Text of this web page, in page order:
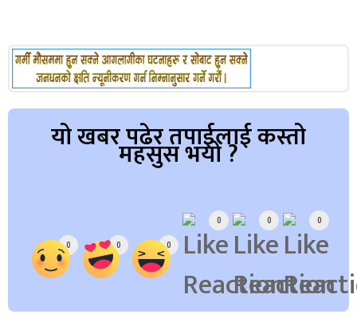
यो खबर पढेर तपाईलाई कस्तो
महसुस भयो ?
0 0 0
0 0 0